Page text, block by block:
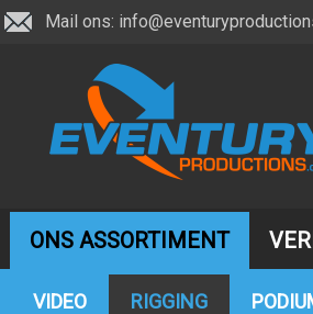
Mail ons:
ONS ASSORTIMENT
VIDEO RIGGING